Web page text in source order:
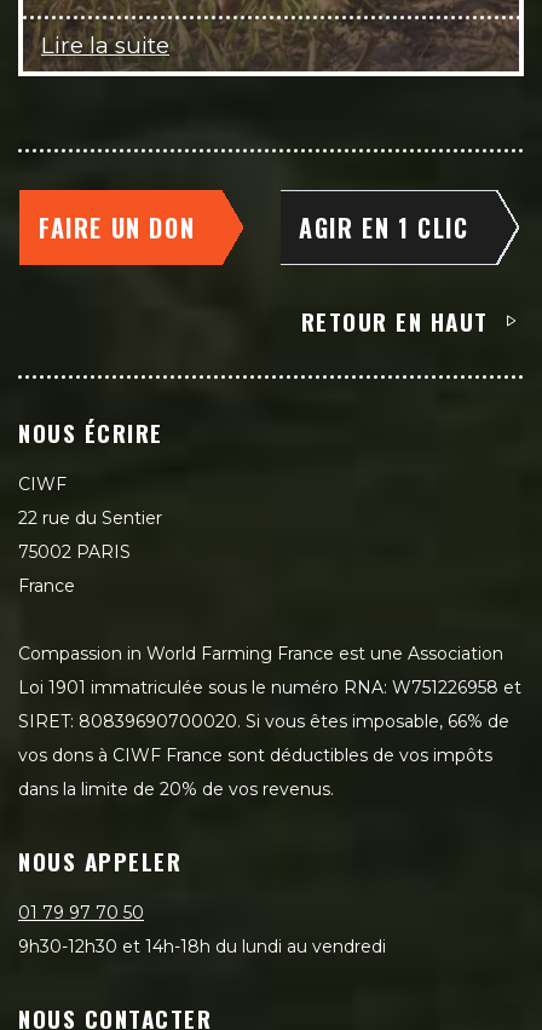
Lire la suite
FAIRE UN DON AGIR EN 1 CLIC
RETOUR EN HAUT
NOUS ÉCRIRE
CIWF
22 rue du Sentier
75002 PARIS
France
Compassion in World Farming France est une Association
Loi 1901 immatriculée sous le numéro RNA: W751226958 et
SIRET: 80839690700020. Si vous êtes imposable, 66% de
vos dons à CIWF France sont déductibles de vos impôts
dans la limite de 20% de vos revenus.
NOUS APPELER
01 79 97 70 50
9h30-12h30 et 14h-18h du lundi au vendredi
NOUS CONTACTER